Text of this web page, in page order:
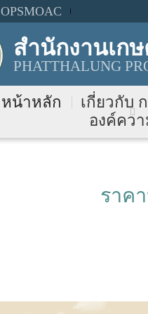
OPSMOAC
สำนักงานเก
PHATTHALUNG
หน้าหลัก เกี่ยวกับ
องค์คว
ราค